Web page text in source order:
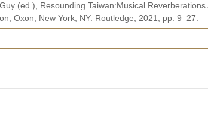
(ed.), Resounding Taiwan:Musical
Oxon; New York, NY: Routledge, 2021, pp. 9–27.